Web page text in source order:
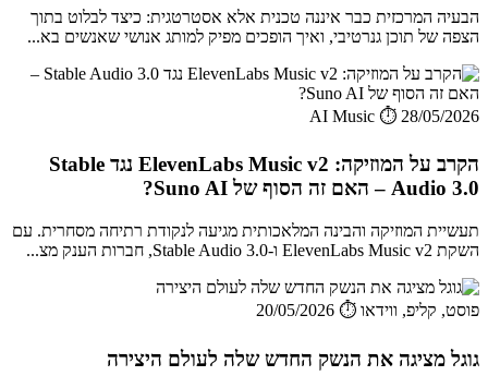
הבעיה המרכזית כבר איננה טכנית אלא אסטרטגית: כיצד לבלוט בתוך
הצפה של תוכן גנרטיבי, ואיך הופכים מפיק למותג אנושי שאנשים בא...
AI Music ⏱️ 28/05/2026
הקרב על המוזיקה: ElevenLabs Music v2 נגד Stable
Audio 3.0 – האם זה הסוף של Suno AI?
תעשיית המוזיקה והבינה המלאכותית מגיעה לנקודת רתיחה מסחרית. עם
השקת ElevenLabs Music v2 ו-Stable Audio 3.0, חברות הענק מצ...
פוסט, קליפ, ווידאו ⏱️ 20/05/2026
גוגל מציגה את הנשק החדש שלה לעולם היצירה